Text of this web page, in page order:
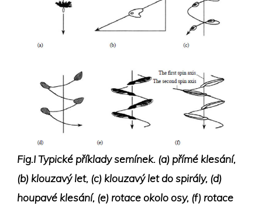
Fig.I Typické příklady semínek. (a) přímé klesání,
(b) klouzavý let, (c) klouzavý let do spirály, (d)
houpavé klesání, (e) rotace okolo osy, (f) rotace